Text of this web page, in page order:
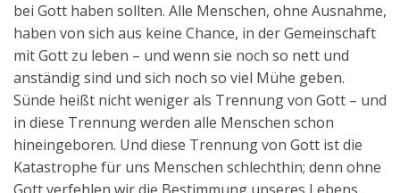
bei Gott haben sollten. Alle Menschen, ohne Ausnahme,
haben von sich aus keine Chance, in der Gemeinschaft
mit Gott zu leben – und wenn sie noch so nett und
anständig sind und sich noch so viel Mühe geben.
Sünde heißt nicht weniger als Trennung von Gott – und
in diese Trennung werden alle Menschen schon
hineingeboren. Und diese Trennung von Gott ist die
Katastrophe für uns Menschen schlechthin; denn ohne